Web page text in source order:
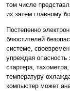
том числе
их затем главному
Постепенно
блюстителей
системе,
упреждая опасность
стартера,
температуру
компьютер может